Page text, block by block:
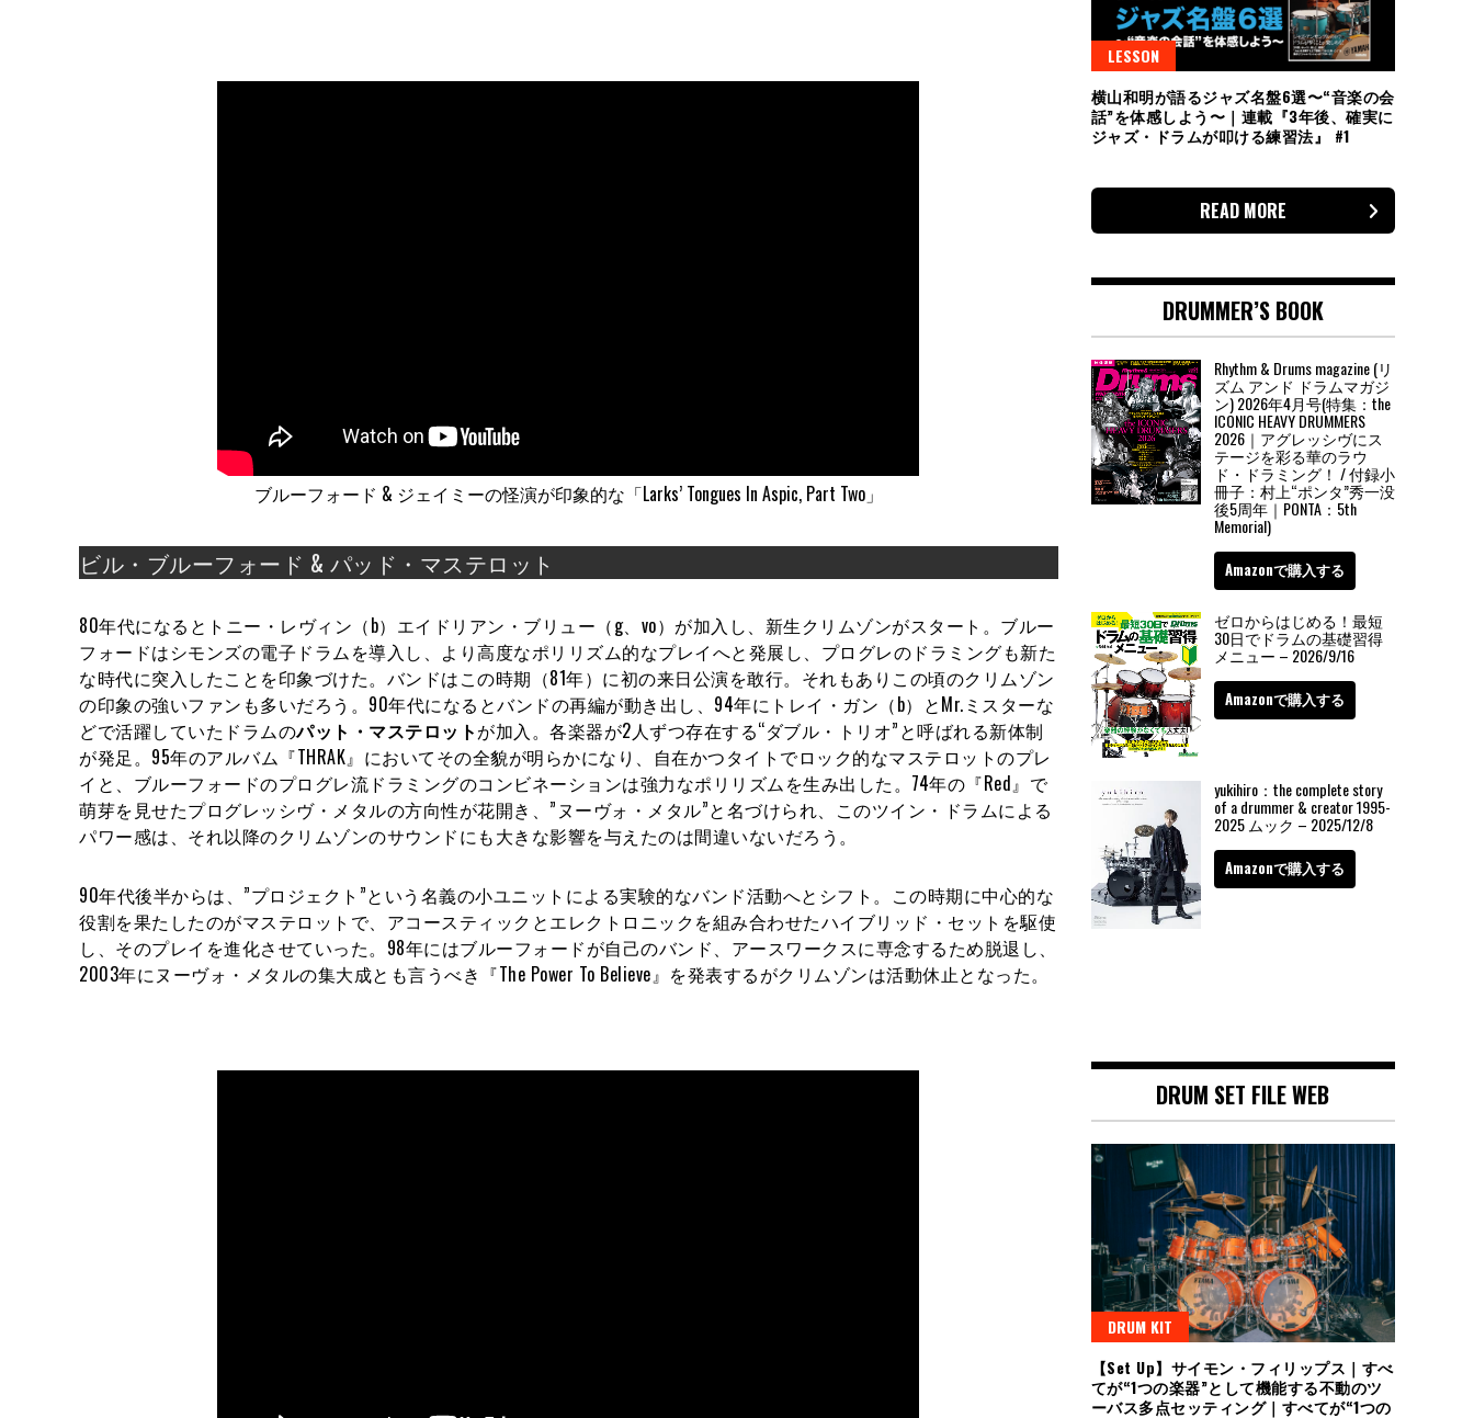
ブルーフォード & ジェイミーの怪演が印象的な「Larks’ Tongues In Aspic, Part Two」
ビル・ブルーフォード & パッド・マステロット
80年代になるとトニー・レヴィン（b）エイドリアン・ブリュー（g、vo）が加入し、新生クリムゾンがスタート。ブルー
フォードはシモンズの電子ドラムを導入し、より高度なポリリズム的なプレイへと発展し、プログレのドラミングも新た
な時代に突入したことを印象づけた。バンドはこの時期（81年）に初の来日公演を敢行。それもありこの頃のクリムゾン
の印象の強いファンも多いだろう。90年代になるとバンドの再編が動き出し、94年にトレイ・ガン（b）とMr.ミスターな
どで活躍していたドラムのパット・マステロットが加入。各楽器が2人ずつ存在する“ダブル・トリオ”と呼ばれる新体制
が発足。95年のアルバム『THRAK』においてその全貌が明らかになり、自在かつタイトでロック的なマステロットのプレ
イと、ブルーフォードのプログレ流ドラミングのコンビネーションは強力なポリリズムを生み出した。74年の『Red』で
萌芽を見せたプログレッシヴ・メタルの方向性が花開き、”ヌーヴォ・メタル”と名づけられ、このツイン・ドラムによる
パワー感は、それ以降のクリムゾンのサウンドにも大きな影響を与えたのは間違いないだろう。
90年代後半からは、”プロジェクト”という名義の小ユニットによる実験的なバンド活動へとシフト。この時期に中心的な
役割を果たしたのがマステロットで、アコースティックとエレクトロニックを組み合わせたハイブリッド・セットを駆使
し、そのプレイを進化させていった。98年にはブルーフォードが自己のバンド、アースワークスに専念するため脱退し、
2003年にヌーヴォ・メタルの集大成とも言うべき『The Power To Believe』を発表するがクリムゾンは活動休止となった。
LESSON
横山和明が語るジャズ名盤6選〜“音楽の会
話”を体感しよう〜｜連載『3年後、確実に
ジャズ・ドラムが叩ける練習法』 #1
READ MORE
DRUMMER’S BOOK
Rhythm & Drums magazine (リ
ズム アンド ドラムマガジ
ン) 2026年4月号(特集：the
ICONIC HEAVY DRUMMERS
2026｜アグレッシヴにス
テージを彩る華のラウ
ド・ドラミング！ / 付録小
冊子：村上“ポンタ”秀一没
後5周年｜PONTA：5th
Memorial)
Amazonで購入する
ゼロからはじめる！最短
30日でドラムの基礎習得
メニュー – 2026/9/16
Amazonで購入する
yukihiro：the complete story
of a drummer & creator 1995-
2025 ムック – 2025/12/8
Amazonで購入する
DRUM SET FILE WEB
DRUM KIT
【Set Up】サイモン・フィリップス｜すべ
てが“1つの楽器”として機能する不動のツ
ーバス多点セッティング｜すべてが“1つの